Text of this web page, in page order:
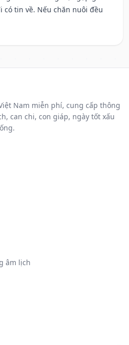
có tin về. Nếu chăn nuôi đều
Nam miễn phí, cung cấp thông
can chi, con giáp, ngày tốt xấu
âm lịch